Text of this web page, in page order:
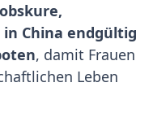
China endgültig
, damit Frauen
Leben